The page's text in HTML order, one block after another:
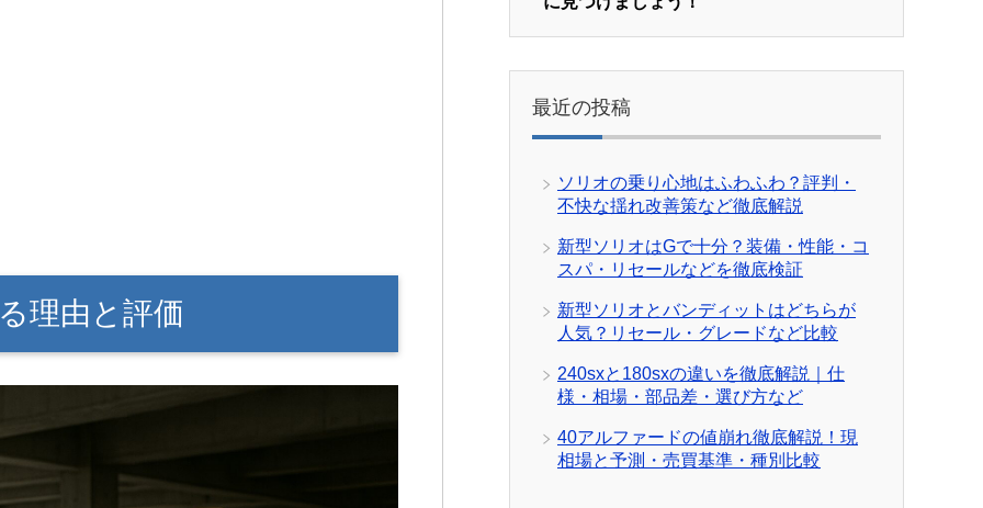
理由と評価
最近の投稿
ソリオの乗り心地はふわふわ？評判・
不快な揺れ改善策など徹底解説
新型ソリオはGで十分？装備・性能・コ
スパ・リセールなどを徹底検証
新型ソリオとバンディットはどちらが
人気？リセール・グレードなど比較
240sxと180sxの違いを徹底解説｜仕
様・相場・部品差・選び方など
40アルファードの値崩れ徹底解説！現
相場と予測・売買基準・種別比較